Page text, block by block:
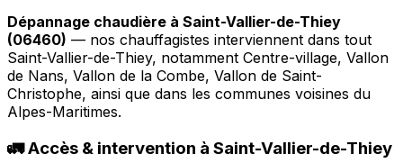
Dépannage chaudière à Saint-Vallier-de-Thiey
(06460) — nos chauffagistes interviennent dans tout
Saint-Vallier-de-Thiey, notamment Centre-village, Vallon
de Nans, Vallon de la Combe, Vallon de Saint-
Christophe, ainsi que dans les communes voisines du
Alpes-Maritimes.
🚛 Accès & intervention à Saint-Vallier-de-Thiey